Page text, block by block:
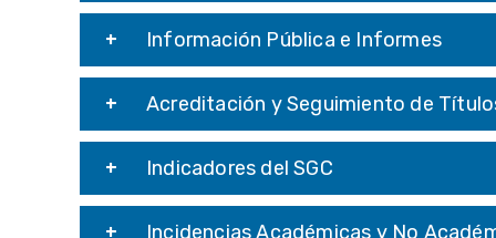
Información Pública e Informes
Acreditación y Seguimiento de
Indicadores del SGC
Incidencias Académicas y No